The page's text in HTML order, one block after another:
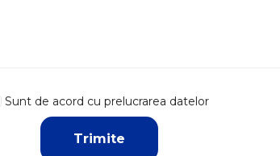
Sunt de acord cu prelucrarea datelor